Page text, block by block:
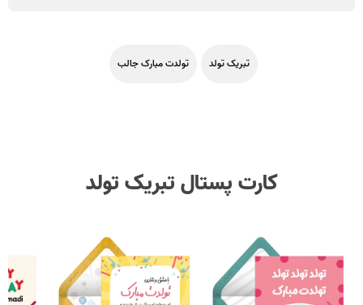
تبریک تولد تولدت مبارک جالب
کارت پستال تبریک تولد